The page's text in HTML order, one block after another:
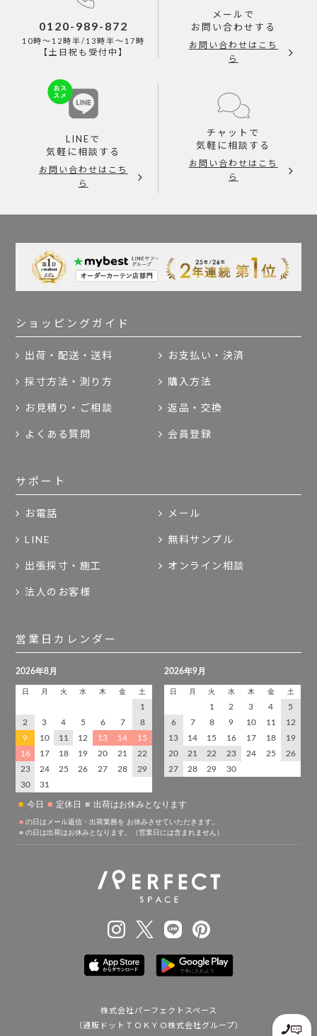
0120-989-872
10時～12時半/13時半～17時
【土日祝も受付中】
メールで
お問い合わせする
お問い合わせはこち
ら
LINEで
気軽に相談する
お問い合わせはこち
ら
チャットで
気軽に相談する
お問い合わせはこち
ら
ショッピングガイド
出荷・配送・送料 お支払い・決済
採寸方法・測り方 購入方法
お見積り・ご相談 返品・交換
よくある質問 会員登録
サポート
お電話 メール
LINE 無料サンプル
出張採寸・施工 オンライン相談
法人のお客様
営業日カレンダー
株式会社パーフェクトスペース
（通販ドットＴＯＫＹＯ株式会社グループ）